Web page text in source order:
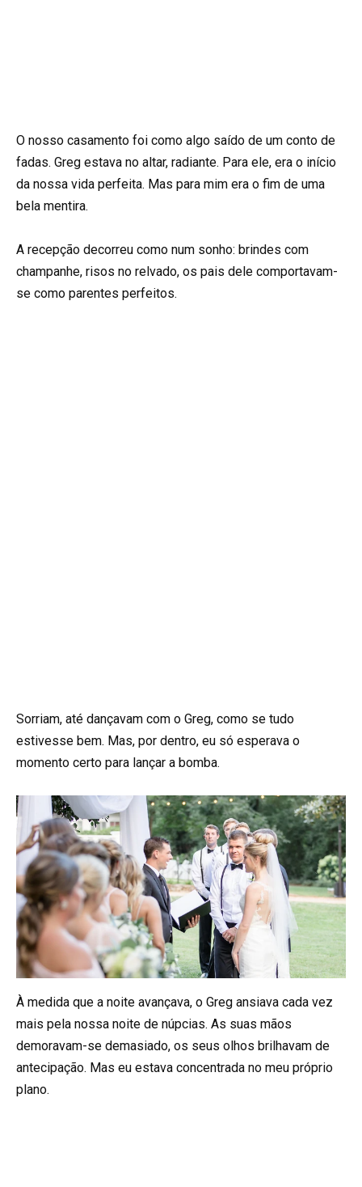
O nosso casamento foi como algo saído de um conto de
fadas. Greg estava no altar, radiante. Para ele, era o início
da nossa vida perfeita. Mas para mim era o fim de uma
bela mentira.
A recepção decorreu como num sonho: brindes com
champanhe, risos no relvado, os pais dele comportavam-
se como parentes perfeitos.
Sorriam, até dançavam com o Greg, como se tudo
estivesse bem. Mas, por dentro, eu só esperava o
momento certo para lançar a bomba.
À medida que a noite avançava, o Greg ansiava cada vez
mais pela nossa noite de núpcias. As suas mãos
demoravam-se demasiado, os seus olhos brilhavam de
antecipação. Mas eu estava concentrada no meu próprio
plano.